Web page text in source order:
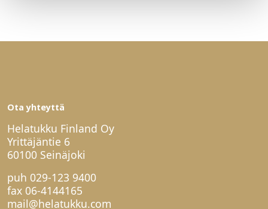
Ota yhteyttä
Helatukku Finland Oy
Yrittäjäntie 6
60100 Seinäjoki
puh 029-123 9400
fax 06-4144165
mail@helatukku.com